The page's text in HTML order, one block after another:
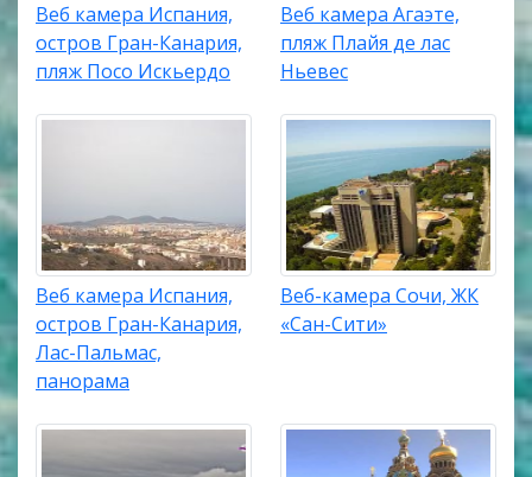
Веб камера Испания,
остров Гран-Канария,
пляж Посо Искьердо
Веб камера Агаэте,
пляж Плайя де лас
Ньевес
Веб камера Испания,
остров Гран-Канария,
Лас-Пальмас,
панорама
Веб-камера Сочи, ЖК
«Сан-Сити»